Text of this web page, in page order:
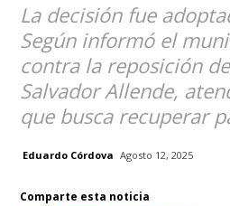
La decisión fue
Según informó el
contra la reposición
Salvador Allende,
que busca recuperar
Eduardo Córdova Agosto 12, 2025
Comparte esta noticia